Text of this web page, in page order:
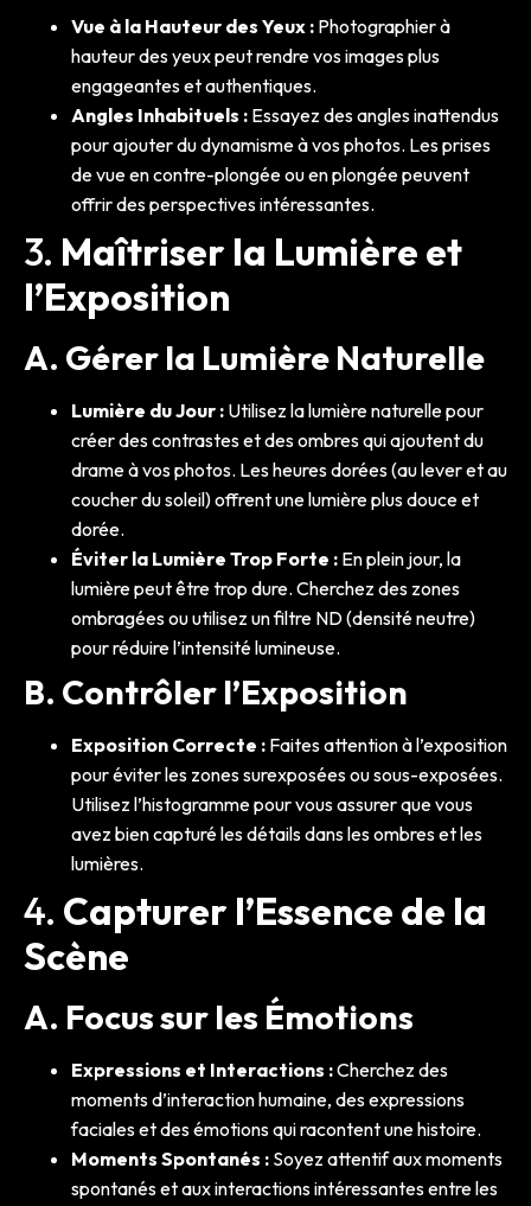
Vue à la Hauteur des Yeux : Photographier à
hauteur des yeux peut rendre vos images plus
engageantes et authentiques.
Angles Inhabituels : Essayez des angles inattendus
pour ajouter du dynamisme à vos photos. Les prises
de vue en contre-plongée ou en plongée peuvent
offrir des perspectives intéressantes.
3. Maîtriser la Lumière et
l’Exposition
A. Gérer la Lumière Naturelle
Lumière du Jour : Utilisez la lumière naturelle pour
créer des contrastes et des ombres qui ajoutent du
drame à vos photos. Les heures dorées (au lever et au
coucher du soleil) offrent une lumière plus douce et
dorée.
Éviter la Lumière Trop Forte : En plein jour, la
lumière peut être trop dure. Cherchez des zones
ombragées ou utilisez un filtre ND (densité neutre)
pour réduire l’intensité lumineuse.
B. Contrôler l’Exposition
Exposition Correcte : Faites attention à l’exposition
pour éviter les zones surexposées ou sous-exposées.
Utilisez l’histogramme pour vous assurer que vous
avez bien capturé les détails dans les ombres et les
lumières.
4. Capturer l’Essence de la
Scène
A. Focus sur les Émotions
Expressions et Interactions :Cherchez des
moments d’interaction humaine, des expressions
faciales et des émotions qui racontent une histoire.
Moments Spontanés : Soyez attentif aux moments
spontanés et aux interactions intéressantes entre les